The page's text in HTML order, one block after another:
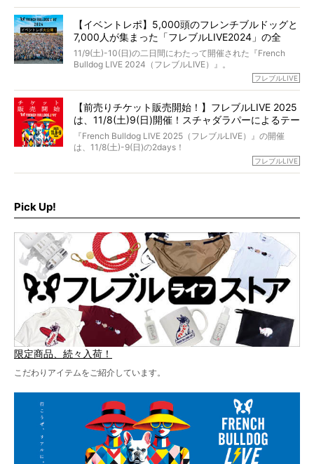
と軽くなる。
永久保存版のスペシャル対談です！
た。
激減。検査をしても異常はなく「年齢のせいですね…」と言
もう諦めるしかないのかな…そんなとき、我が家に届いたの
が「THE fu-do(ザ・フード)」の試食品でした。
そして「THE fu-do(ザ・フード)」を食べつづけて二年、愛
ブヒは15歳になり、今も元気にお散歩をしています。
今回は、二年前の絶望から今までを包み隠さず、時系列で
【イベントレポ】5,000頭のフレンチブルドッグと
7,000人が集まった「フレブルLIVE2024」の全
貌！
11/9(土)-10(日)の二日間にわたって開催された『French
Bulldog LIVE 2024（フレブルLIVE）』。
今年はのべ5,000頭のフレンチブルドッグと7,000人のフレ
day1の司会はフレブルラバーのロッチさん。day2の音楽フ
ェスには世代ど真ん中のPUFFYが出演するなど、例年以上
に豪華なラインナップ。
北は北海道、南は鹿児島県から。全国のフレンチブルドッ
グが一堂に会した「フレブルLIVE2024」の模様を、詳しく
フレブルLIVE
【前売りチケット販売開始！】フレブルLIVE 2025
は、11/8(土)9(日)開催！スチャダラパーによるテー
マソング制作も決定
『French Bulldog LIVE 2025（フレブルLIVE）』の開催
は、11/8(土)-9(日)の2days！
お得な前売りチケット、いよいよ販売スタートです！
ど、内容盛りだくさんでお送りしていますので、最後まで
お見逃しなく！
フレブルLIVE
Pick Up!
限定商品、続々入荷！
こだわりアイテムをご紹介しています。